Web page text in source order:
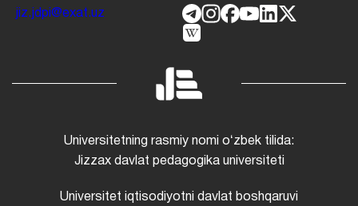
jiz.jdpi@exat.uz
Universitetning rasmiy nomi oʻzbek tilida:
Jizzax davlat pedagogika universiteti
Universitet iqtisodiyotni davlat boshqaruvi